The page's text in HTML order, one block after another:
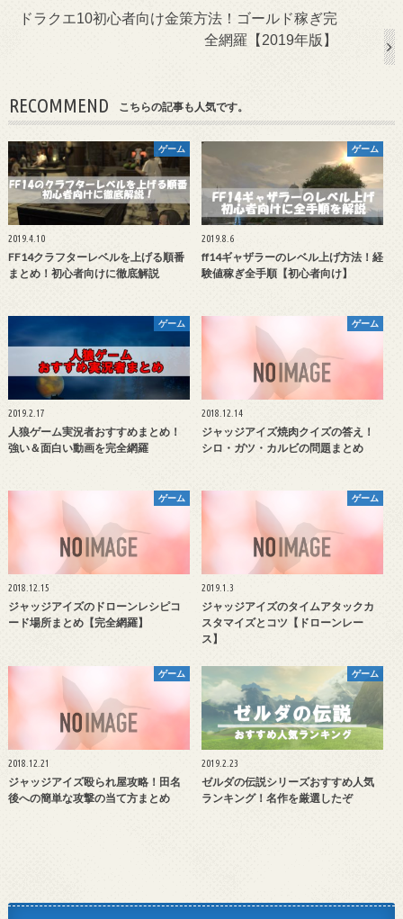
ドラクエ10初心者向け金策方法！ゴールド稼ぎ完
全網羅【2019年版】
RECOMMEND こちらの記事も人気です。
ゲーム
2019.4.10
FF14クラフターレベルを上げる順番
まとめ！初心者向けに徹底解説
ゲーム
2019.8.6
ff14ギャザラーのレベル上げ方法！経
験値稼ぎ全手順【初心者向け】
ゲーム
2019.2.17
人狼ゲーム実況者おすすめまとめ！
強い＆面白い動画を完全網羅
ゲーム
2018.12.14
ジャッジアイズ焼肉クイズの答え！
シロ・ガツ・カルビの問題まとめ
ゲーム
2018.12.15
ジャッジアイズのドローンレシピコ
ード場所まとめ【完全網羅】
ゲーム
2019.1.3
ジャッジアイズのタイムアタックカ
スタマイズとコツ【ドローンレー
ス】
ゲーム
2018.12.21
ジャッジアイズ殴られ屋攻略！田名
後への簡単な攻撃の当て方まとめ
ゲーム
2019.2.23
ゼルダの伝説シリーズおすすめ人気
ランキング！名作を厳選したぞ